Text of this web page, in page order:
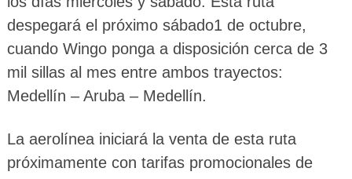
despegará el próximo sábado1 de octubre,
cuando Wingo ponga a disposición cerca de 3
mil sillas al mes entre ambos trayectos:
Medellín – Aruba – Medellín.
La aerolínea iniciará la venta de esta ruta
próximamente con tarifas promocionales de